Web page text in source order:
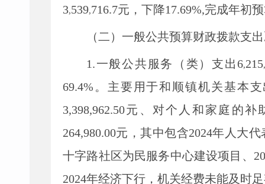
3,539,716.7元，下降17.69%,完成年初
（二）一般公共预算财政拨款支
1.一般公共服务（类）支出6,215
69.4% 。 主要用于和顺镇机关基本
3,398,962.50元、对个人和家庭的补
264,980.00元，其中包含2024年人大
十字路社区为民服务中心建设项目 、
2024年经济下行，机关经费未能及时